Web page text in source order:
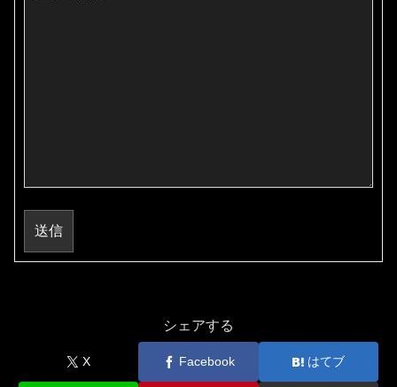
送信
シェアする
X Facebook はてブ